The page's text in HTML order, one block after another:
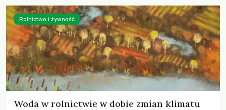
Woda w rolnictwie w dobie zmian klimatu
Rolnictwo i żywność